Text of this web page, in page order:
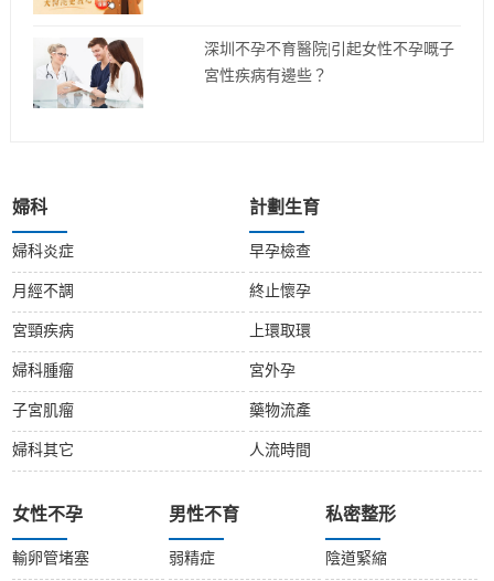
深圳不孕不育醫院|引起女性不孕嘅子
宮性疾病有邊些？
婦科
婦科炎症
月經不調
宮頸疾病
婦科腫瘤
子宮肌瘤
婦科其它
計劃生育
早孕檢查
終止懷孕
上環取環
宮外孕
藥物流產
人流時間
女性不孕
輸卵管堵塞
男性不育
弱精症
私密整形
陰道緊縮